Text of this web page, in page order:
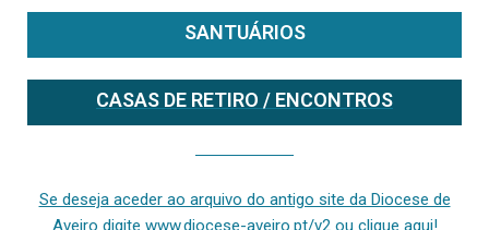
SANTUÁRIOS
CASAS DE RETIRO / ENCONTROS
Se deseja aceder ao arquivo do antigo site da Diocese de
Aveiro digite www.diocese-aveiro.pt/v2 ou clique aqui!